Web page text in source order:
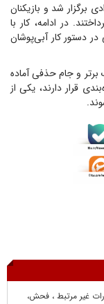
ورزشی آزادی برگزار شد و بازیکنان
در ادامه، کار با
در دستور کار آبی‌پوشان
برتر و جام حذفی آماده
قرار دارند، یکی از
غير مرتبط ، فحش،